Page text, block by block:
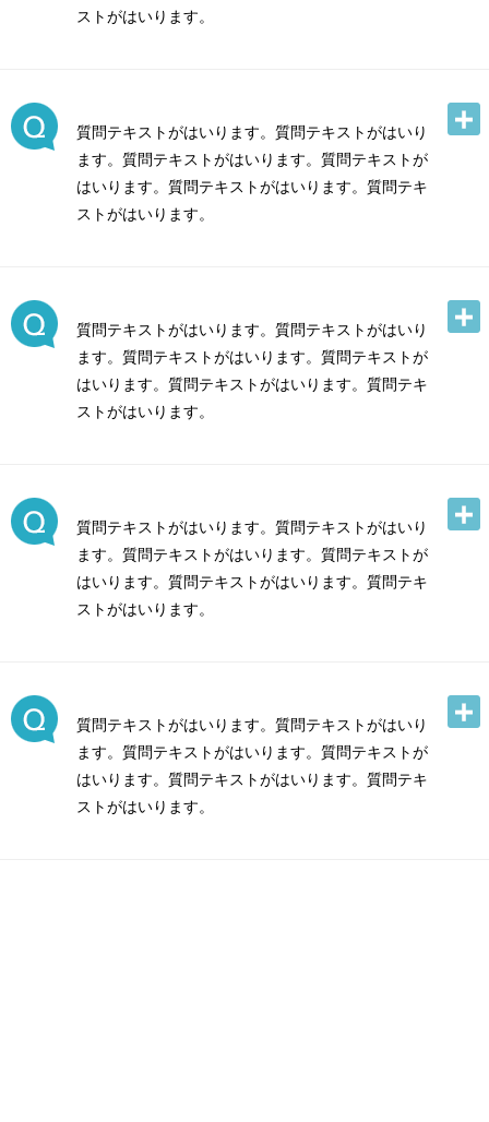
ストがはいります。
質問テキストがはいります。質問テキストがはいり
ます。質問テキストがはいります。質問テキストが
はいります。質問テキストがはいります。質問テキ
ストがはいります。
質問テキストがはいります。質問テキストがはいり
ます。質問テキストがはいります。質問テキストが
はいります。質問テキストがはいります。質問テキ
ストがはいります。
質問テキストがはいります。質問テキストがはいり
ます。質問テキストがはいります。質問テキストが
はいります。質問テキストがはいります。質問テキ
ストがはいります。
質問テキストがはいります。質問テキストがはいり
ます。質問テキストがはいります。質問テキストが
はいります。質問テキストがはいります。質問テキ
ストがはいります。